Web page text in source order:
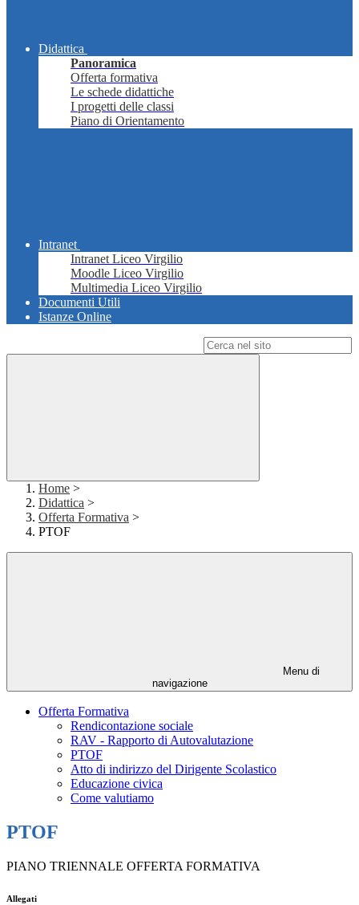
Didattica
Panoramica
Offerta formativa
Le schede didattiche
I progetti delle classi
Piano di Orientamento
Intranet
Intranet Liceo Virgilio
Moodle Liceo Virgilio
Multimedia Liceo Virgilio
Documenti Utili
Istanze Online
Home >
Didattica >
Offerta Formativa >
PTOF
Menu di
navigazione
Offerta Formativa
Rendicontazione sociale
RAV - Rapporto di Autovalutazione
PTOF
Atto di indirizzo del Dirigente Scolastico
Educazione civica
Come valutiamo
PTOF
PIANO TRIENNALE OFFERTA FORMATIVA
Allegati